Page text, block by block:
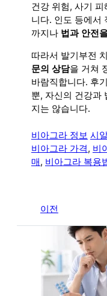
건강 위험, 사기
니다. 인도 등에서
까지나 법과 안전
따라서 발기부전
문의 상담을 거쳐
바람직합니다. 후
뿐, 자신의 건강과
지는 않습니다.
비아그라 정보 시
비아그라 가격, 비
매, 비아그라 복용
이전